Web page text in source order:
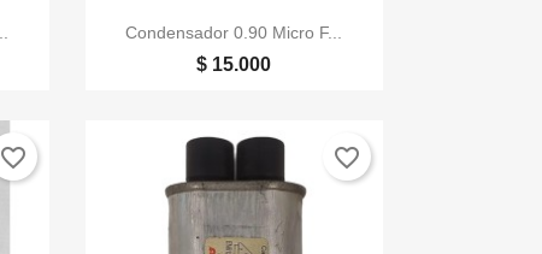
Vista rápida
Condensador 0.90 Micro F...
$ 15.000
favorite_border favorite_border